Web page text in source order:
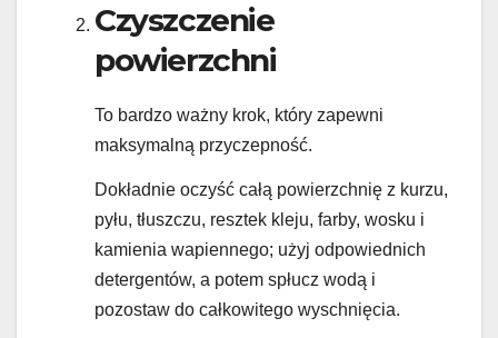
Czyszczenie
powierzchni
To bardzo ważny krok, który zapewni
maksymalną przyczepność.
Dokładnie oczyść całą powierzchnię z kurzu,
pyłu, tłuszczu, resztek kleju, farby, wosku i
kamienia wapiennego; użyj odpowiednich
detergentów, a potem spłucz wodą i
pozostaw do całkowitego wyschnięcia.